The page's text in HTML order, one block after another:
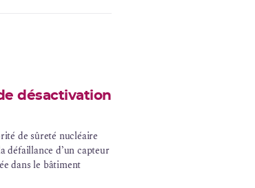
désactivation
de sûreté nucléaire
défaillance d’un capteur
dans le bâtiment